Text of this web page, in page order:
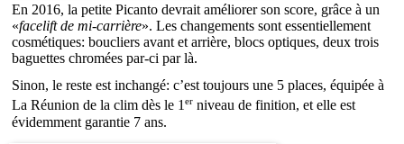
En 2016, la petite Picanto devrait améliorer son score, grâce à un
«facelift de mi-carrière». Les changements sont essentiellement
cosmétiques: boucliers avant et arrière, blocs optiques, deux trois
baguettes chromées par-ci par là.
Sinon, le reste est inchangé: c’est toujours une 5 places, équipée à
La Réunion de la clim dès le 1er niveau de finition, et elle est
évidemment garantie 7 ans.